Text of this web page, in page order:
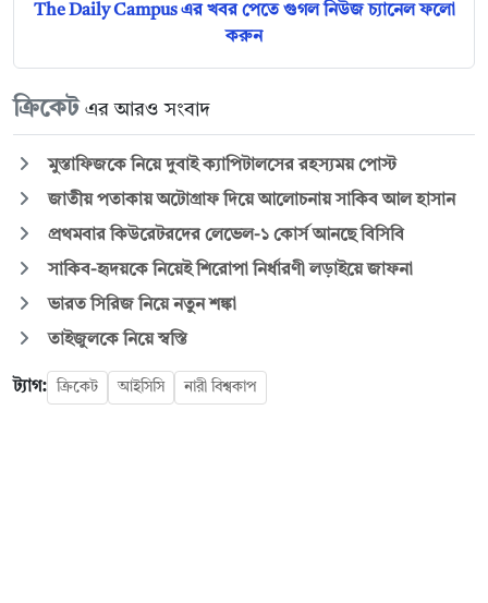
The Daily Campus এর খবর পেতে গুগল নিউজ চ্যানেল ফলো
করুন
ক্রিকেট এর আরও সংবাদ
মুস্তাফিজকে নিয়ে দুবাই ক্যাপিটালসের রহস্যময় পোস্ট
জাতীয় পতাকায় অটোগ্রাফ দিয়ে আলোচনায় সাকিব আল হাসান
প্রথমবার কিউরেটরদের লেভেল-১ কোর্স আনছে বিসিবি
সাকিব-হৃদয়কে নিয়েই শিরোপা নির্ধারণী লড়াইয়ে জাফনা
ভারত সিরিজ নিয়ে নতুন শঙ্কা
তাইজুলকে নিয়ে স্বস্তি
ট্যাগ: ক্রিকেট আইসিসি নারী বিশ্বকাপ